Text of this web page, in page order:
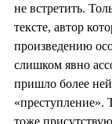
не встретить.
тексте, автор
произведению
слишком явно
пришло более
«преступление».
тоже